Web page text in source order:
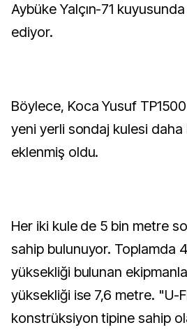
Aybüke Yalçın-71
ediyor.
Böylece, Koca Yusuf
yeni yerli sondaj kulesi daha
eklenmiş oldu.
Her iki kule de 5 bin metre
sahip bulunuyor. Toplamda
yüksekliği bulunan
yüksekliği ise 7,6 metre. "U-
konstrüksiyon tipine sahip